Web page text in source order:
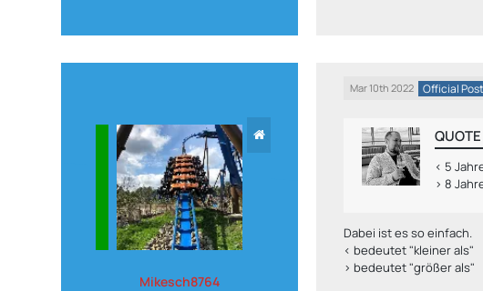
Mikesch8764
Mar 10th 2022 Official Post
< 5
> 8
Dabei ist es so einfach.
< bedeutet "kleiner als"
> bedeutet "größer als"